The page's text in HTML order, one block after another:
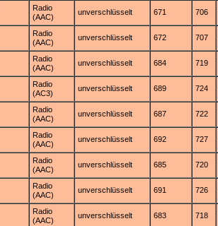
Radio
(AAC)
unverschlüsselt 671 706
Radio
(AAC)
unverschlüsselt 672 707
Radio
(AAC)
unverschlüsselt 684 719
Radio
(AC3)
unverschlüsselt 689 724
Radio
(AAC)
unverschlüsselt 687 722
Radio
(AAC)
unverschlüsselt 692 727
Radio
(AAC)
unverschlüsselt 685 720
Radio
(AAC)
unverschlüsselt 691 726
Radio
(AAC)
unverschlüsselt 683 718